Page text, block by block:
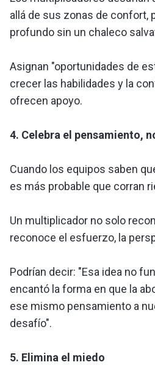
allá de sus zonas de confort,
profundo sin un chaleco
Asignan "oportunidades de
crecer las habilidades y la
ofrecen apoyo.
4. Celebra el pensamiento,
Cuando los equipos saben
es más probable que corran
Un multiplicador no solo
reconoce el esfuerzo, la
Podrían decir: "Esa idea no
encantó la forma en que la
ese mismo pensamiento a
desafío".
5. Elimina el miedo